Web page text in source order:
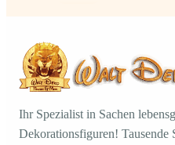
Ihr Spezialist in Sachen
Dekorationsfiguren! Tausende